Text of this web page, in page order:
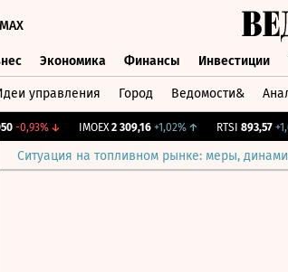
MAX
Экономика Финансы Инвестиции
управления Город Ведомости&
-0,93%↓ IMOEX 2 309,16 +1,02%↑ RTSI 893,57
Ситуация на топливном рынке: меры,